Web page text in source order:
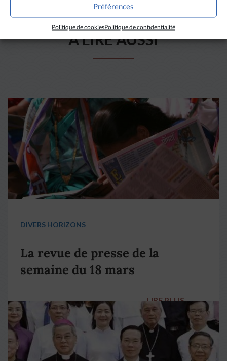
Préférences
Politique de cookiesPolitique de confidentialité
A LIRE AUSSI
DIVERS HORIZONS
La revue de presse de la
semaine du 18 mars
LIRE PLUS →